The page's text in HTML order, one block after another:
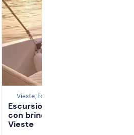
Vieste, Foggia
Escursione in barca al
con brindisi lungo la costa di
Vieste